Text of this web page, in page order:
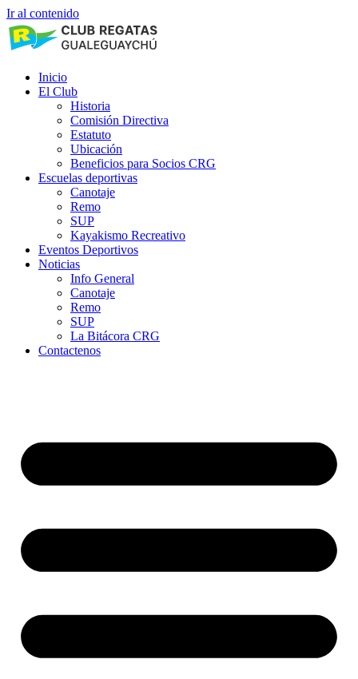
Ir al contenido
Inicio
El Club
Historia
Comisión Directiva
Estatuto
Ubicación
Beneficios para Socios CRG
Escuelas deportivas
Canotaje
Remo
SUP
Kayakismo Recreativo
Eventos Deportivos
Noticias
Info General
Canotaje
Remo
SUP
La Bitácora CRG
Contactenos